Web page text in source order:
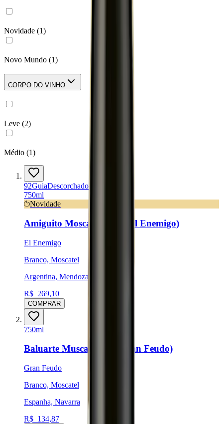
Novidade (1)
Novo Mundo (1)
CORPO DO VINHO
Leve (2)
Médio (1)
92GuiaDescorchados
750ml
Novidade
Amiguito Moscatel 2025 (El Enemigo)
El Enemigo
Branco, Moscatel
Argentina, Mendoza
R$ 269,10
COMPRAR
750ml
Baluarte Muscat 2022 (Gran Feudo)
Gran Feudo
Branco, Moscatel
Espanha, Navarra
R$ 134,87